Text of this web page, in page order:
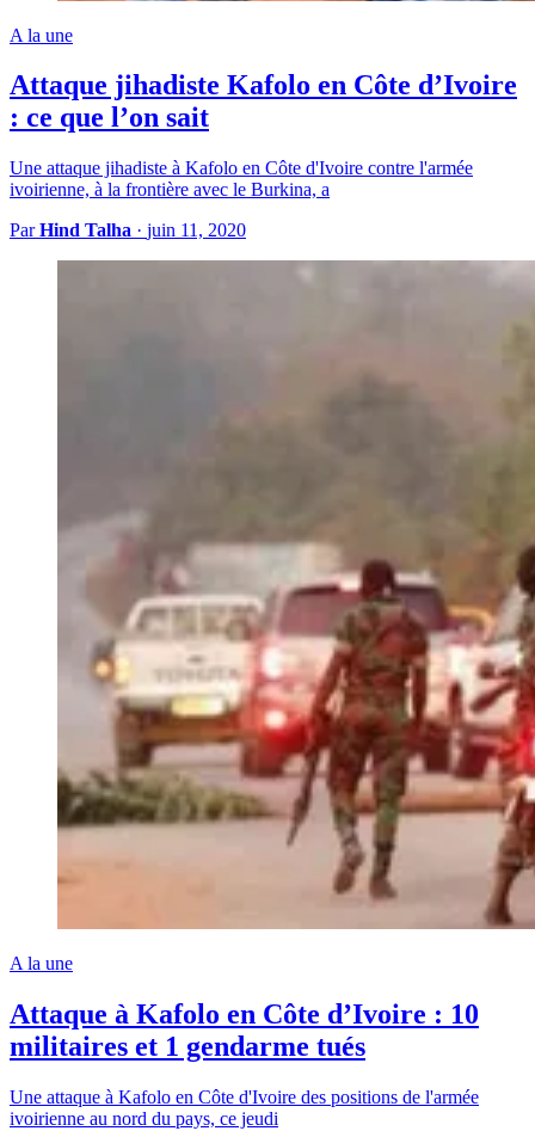
A la une
Attaque jihadiste Kafolo en Côte d’Ivoire
: ce que l’on sait
Une attaque jihadiste à Kafolo en Côte d'Ivoire contre l'armée
ivoirienne, à la frontière avec le Burkina, a
ParHind Talha · juin 11, 2020
A la une
Attaque à Kafolo en Côte d’Ivoire : 10
militaires et 1 gendarme tués
Une attaque à Kafolo en Côte d'Ivoire des positions de l'armée
ivoirienne au nord du pays, ce jeudi